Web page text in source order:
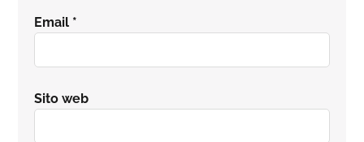
Email *
Sito web